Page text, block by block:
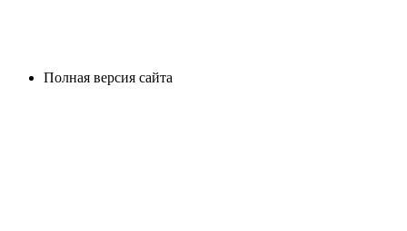
Полная версия сайта